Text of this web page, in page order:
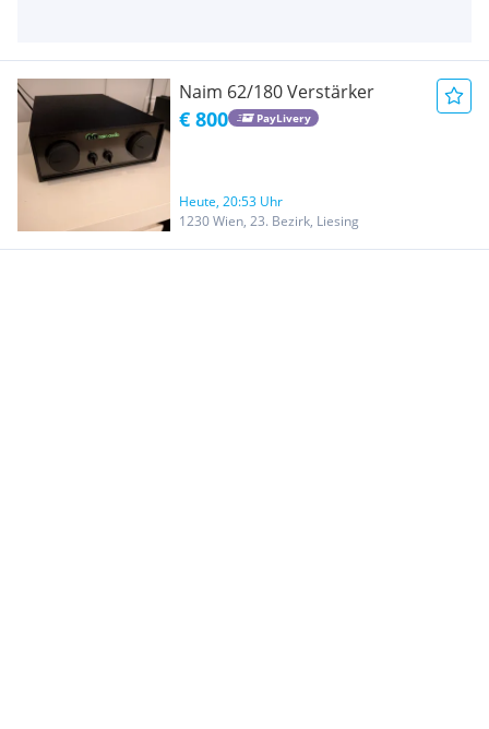
Naim 62/180 Verstärker
€ 800 PayLivery
Heute, 20:53 Uhr
1230 Wien, 23. Bezirk, Liesing